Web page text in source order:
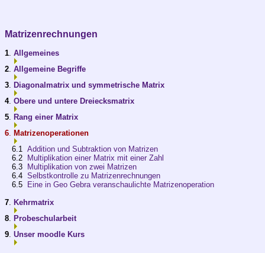
Matrizenrechnungen
1. Allgemeines
2. Allgemeine Begriffe
3. Diagonalmatrix und symmetrische Matrix
4. Obere und untere Dreiecksmatrix
5. Rang einer Matrix
6. Matrizenoperationen
6.1 Addition und Subtraktion von Matrizen
6.2
Multiplikation einer Matrix mit einer Zahl
6.3
Multiplikation von zwei Matrizen
6.4 Selbstkontrolle zu Matrizenrechnungen
6.5
Eine in Geo Gebra veranschaulichte Matrizenoperation
7. Kehrmatrix
8. Probeschularbeit
9. Unser moodle Kurs